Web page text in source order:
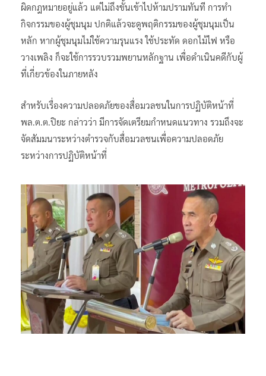
ผิดกฎหมายอยู่แล้ว แต่ไม่ถึงขั้นเข้าไปห้ามปรามทันที การทำ
กิจกรรมของผู้ชุมนุม ปกติแล้วจะดูพฤติกรรมของผู้ชุมนุมเป็น
หลัก หากผู้ชุมนุมไม่ใช้ความรุนแรง ใช้ประทัด ดอกไม้ไฟ หรือ
วางเพลิง ก็จะใช้การรวบรวมพยานหลักฐาน เพื่อดำเนินคดีกับผู้
ที่เกี่ยวข้องในภายหลัง
สำหรับเรื่องความปลอดภัยของสื่อมวลชนในการปฏิบัติหน้าที่
พล.ต.ต.ปิยะ กล่าวว่า มีการจัดเตรียมกำหนดแนวทาง รวมถึงจะ
จัดสัมมนาระหว่างตำรวจกับสื่อมวลชนเพื่อความปลอดภัย
ระหว่างการปฏิบัติหน้าที่